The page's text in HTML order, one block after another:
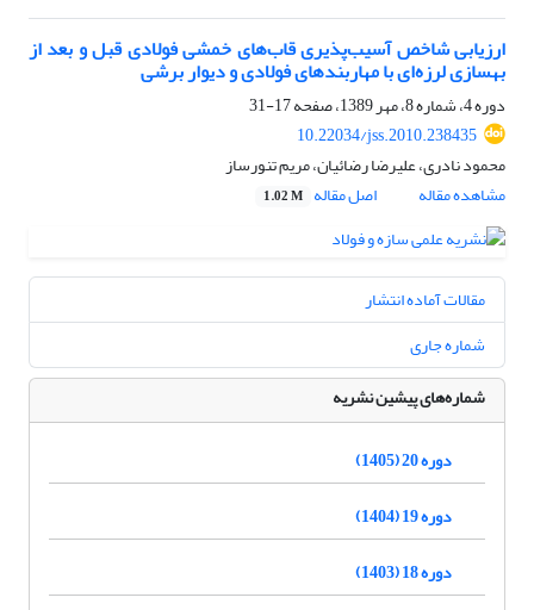
ارزیابی شاخص آسیب‌پذیری قاب‌های خمشی فولادی قبل و بعد از
بهسازی لرزه‌ای با مهاربندهای فولادی و دیوار برشی
دوره 4، شماره 8، مهر 1389، صفحه
17-31
10.22034/jss.2010.238435
محمود نادری، علیرضا رضائیان، مریم تنورساز
مشاهده مقاله
اصل مقاله 1.02 M
مقالات آماده انتشار
شماره جاری
شماره‌های پیشین نشریه
دوره 20 (1405)
دوره 19 (1404)
دوره 18 (1403)